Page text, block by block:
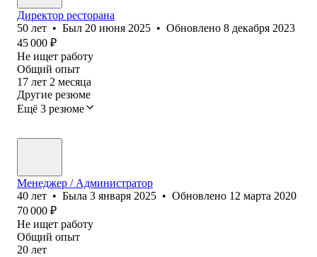
Директор ресторана
50 лет • Был 20 июня 2025 • Обновлено 8 декабря 2023
45 000 ₽
Не ищет работу
Общий опыт
17 лет 2 месяца
Другие резюме
Ещё 3 резюме
Менеджер / Администратор
40 лет • Была 3 января 2025 • Обновлено 12 марта 2020
70 000 ₽
Не ищет работу
Общий опыт
20 лет